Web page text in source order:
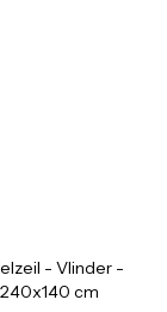
- Vlinder -
cm